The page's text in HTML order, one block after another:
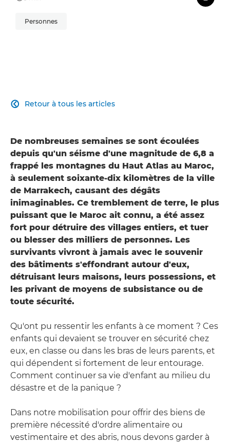
Personnes
Retour à tous les articles

De nombreuses semaines se sont écoulées
depuis qu'un séisme d'une magnitude de 6,8 a
frappé les montagnes du Haut Atlas au Maroc,
à seulement soixante-dix kilomètres de la ville
de Marrakech, causant des dégâts
inimaginables. Ce tremblement de terre, le plus
puissant que le Maroc ait connu, a été assez
fort pour détruire des villages entiers, et tuer
ou blesser des milliers de personnes. Les
survivants vivront à jamais avec le souvenir
des bâtiments s'effondrant autour d'eux,
détruisant leurs maisons, leurs possessions, et
les privant de moyens de subsistance ou de
toute sécurité.
Qu'ont pu ressentir les enfants à ce moment ? Ces
enfants qui devaient se trouver en sécurité chez
eux, en classe ou dans les bras de leurs parents, et
qui dépendent si fortement de leur entourage.
Comment continuer sa vie d'enfant au milieu du
désastre et de la panique ?
Dans notre mobilisation pour offrir des biens de
première nécessité d'ordre alimentaire ou
vestimentaire et des abris, nous devons garder à